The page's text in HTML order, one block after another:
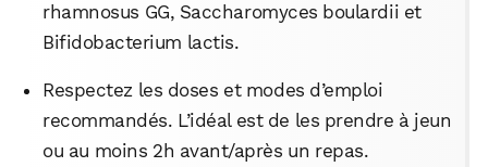
rhamnosus GG, Saccharomyces boulardii et
Bifidobacterium lactis.
Respectez les doses et modes d’emploi
recommandés. L’idéal est de les prendre à jeun
ou au moins 2h avant/après un repas.